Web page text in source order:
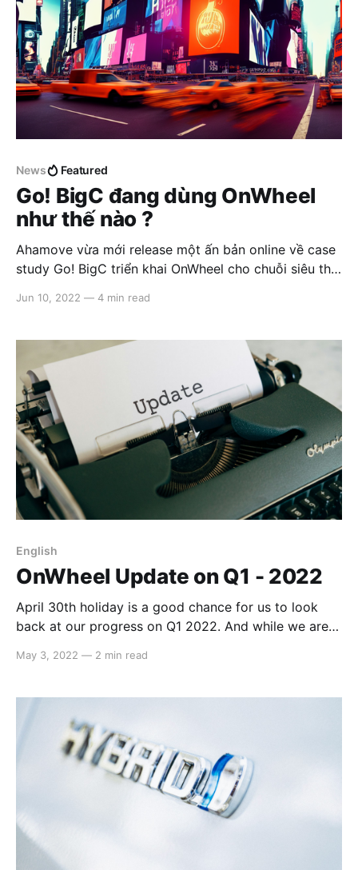
News Featured
Go! BigC đang dùng OnWheel
như thế nào ?
Ahamove vừa mới release một ấn bản online về case
study Go! BigC triển khai OnWheel cho chuỗi siêu thị
số kinh nghiệm học hỏi được qua dự án đầy thử
Jun 10, 2022 — 4 min read
English
OnWheel Update on Q1 - 2022
April 30th holiday is a good chance for us to look
back at our progress on Q1 2022. And while we are
many exciting news to share with you. 1. Join Block71
May 3, 2022 — 2 min read